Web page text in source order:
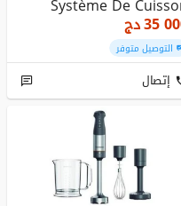
Système De
35دج
التوصيل متوفر
إتصال